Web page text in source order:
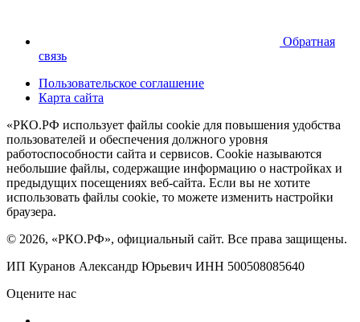
Обратная
связь
Пользовательское соглашение
Карта сайта
«РКО.РФ использует файлы cookie для повышения удобства
пользователей и обеспечения должного уровня
работоспособности сайта и сервисов. Cookie называются
небольшие файлы, содержащие информацию о настройках и
предыдущих посещениях веб-сайта. Если вы не хотите
использовать файлы cookie, то можете изменить настройки
браузера.
© 2026, «РКО.РФ», официальный сайт. Все права защищены.
ИП Куранов Александр Юрьевич ИНН 500508085640
Оцените нас